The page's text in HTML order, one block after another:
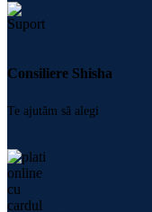
Consiliere Shisha
Te ajutăm să alegi